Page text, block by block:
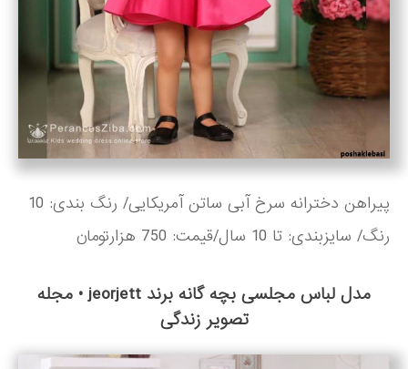
پیراهن دخترانه سرخ آبی ساتن آمریکایی/ رنگ بندی: 10
رنگ/ سایزبندی: تا 10 سال/قیمت: 750 هزارتومان
مدل لباس مجلسی بچه گانه برند jeorjett • مجله
تصویر زندگی